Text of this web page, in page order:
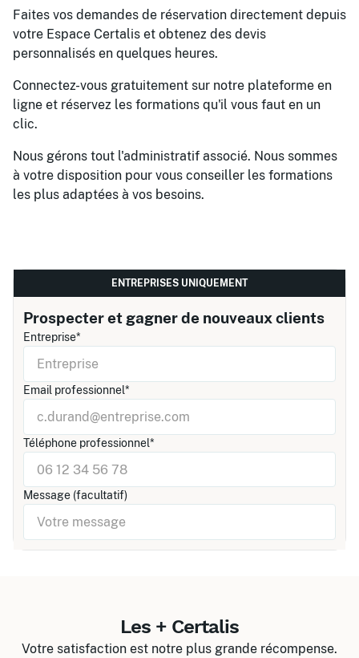
Faites vos demandes de réservation directement depuis
votre Espace Certalis et obtenez des devis
personnalisés en quelques heures.
Connectez-vous gratuitement sur notre plateforme en
ligne et réservez les formations qu'il vous faut en un
clic.
Nous gérons tout l'administratif associé. Nous sommes
à votre disposition pour vous conseiller les formations
les plus adaptées à vos besoins.
ENTREPRISES UNIQUEMENT
Prospecter et gagner de nouveaux clients
Entreprise*
Email professionnel*
Téléphone professionnel*
Message (facultatif)
Les + Certalis
Votre satisfaction est notre plus grande récompense.